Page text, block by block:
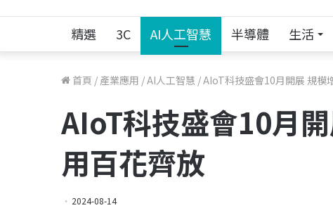
精選 3C AI人工智慧 半導體 生活
首頁 / 產業應用 /AI人工智慧 /AIoT科技盛會10月開展 規模
AIoT科技盛會10月
用百花齊放
2024-08-14